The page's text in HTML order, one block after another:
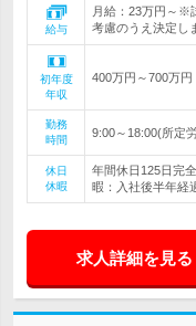
給与
月給：23万円～※
考慮のうえ決定し
初年度
年収
400万円～700万円
勤務
時間
9:00～18:00(所定
休日
休暇
年間休日125日完
暇：入社後半年経
求人詳細を見る